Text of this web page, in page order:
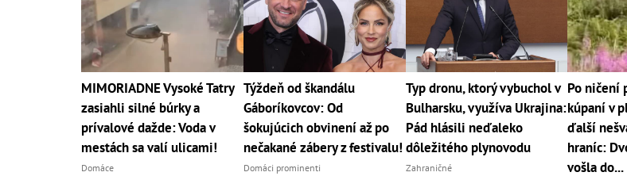
MIMORIADNE Vysoké Tatry
zasiahli silné búrky a
prívalové dažde: Voda v
mestách sa valí ulicami!
Domáce
Týždeň od škandálu
Gáboríkovcov: Od
šokujúcich obvinení až po
nečakané zábery z festivalu!
Domáci prominenti
Typ dronu, ktorý vybuchol v
Bulharsku, využíva Ukrajina:
Pád hlásili neďaleko
dôležitého plynovodu
Zahraničné
Po ničení
kúpaní v
ďalší
hraníc:
vošla do...